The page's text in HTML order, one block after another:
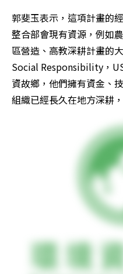
郭斐玉表示，這項計畫的
整合部會現有資源，例如
區營造、高教深耕計畫的
Social Responsibility，
資故鄉，他們擁有資金、
組織已經長久在地方深耕